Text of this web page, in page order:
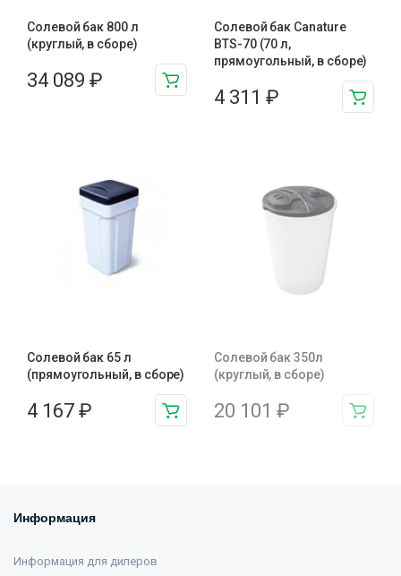
Солевой бак 800 л
(круглый, в сборе)
34 089 ₽
Солевой бак Canature
BTS-70 (70 л,
прямоугольный, в сборе)
4 311 ₽
Солевой бак 65 л
(прямоугольный, в сборе)
4 167 ₽
Солевой бак 350л
(круглый, в сборе)
20 101 ₽
Информация
Информация для дилеров